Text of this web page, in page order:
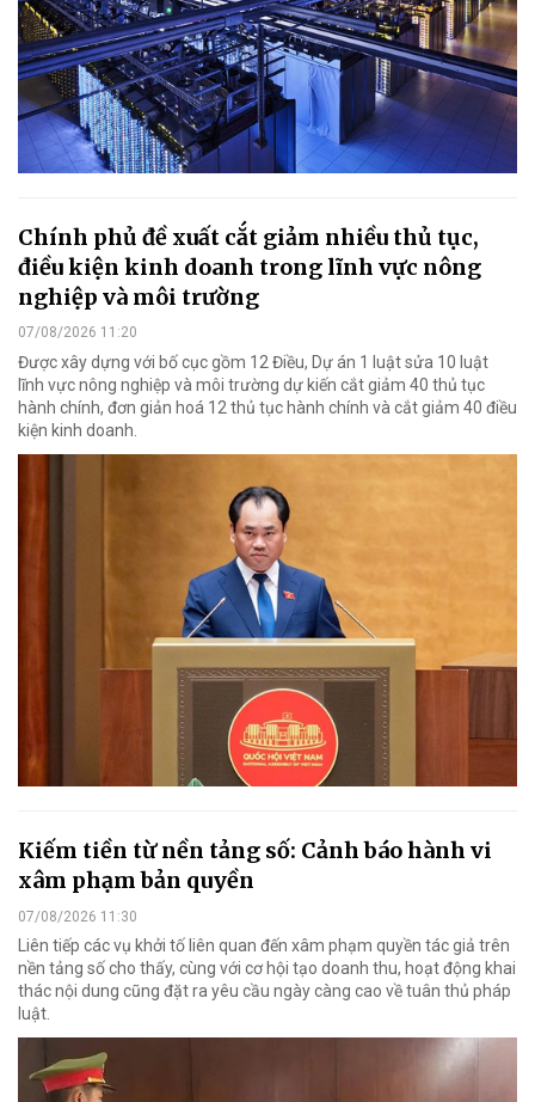
Chính phủ đề xuất cắt giảm nhiều thủ tục,
điều kiện kinh doanh trong lĩnh vực nông
nghiệp và môi trường
07/08/2026 11:20
Được xây dựng với bố cục gồm 12 Điều, Dự án 1 luật sửa 10 luật
lĩnh vực nông nghiệp và môi trường dự kiến cắt giảm 40 thủ tục
hành chính, đơn giản hoá 12 thủ tục hành chính và cắt giảm 40 điều
kiện kinh doanh.
Kiếm tiền từ nền tảng số: Cảnh báo hành vi
xâm phạm bản quyền
07/08/2026 11:30
Liên tiếp các vụ khởi tố liên quan đến xâm phạm quyền tác giả trên
nền tảng số cho thấy, cùng với cơ hội tạo doanh thu, hoạt động khai
thác nội dung cũng đặt ra yêu cầu ngày càng cao về tuân thủ pháp
luật.